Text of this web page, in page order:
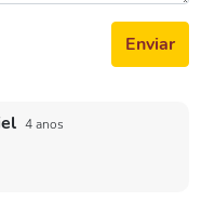
Enviar
4 anos